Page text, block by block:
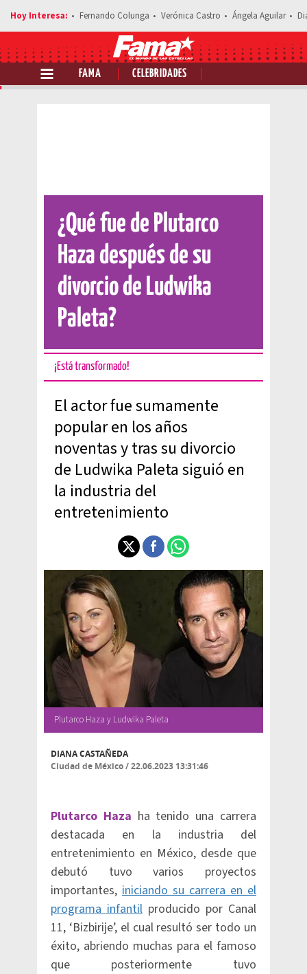
Fernando Colunga Verónica Castro Ángela Aguilar
FAMA CELEBRIDADES
Comparte esta noticia
¿Qué fue de Plutarco
Haza después de su
divorcio de Ludwika
Paleta?
¡Está transformado!
El actor fue sumamente
popular en los años
noventas y tras su divorcio
de Ludwika Paleta siguió en
la industria del
entretenimiento
Plutarco Haza y Ludwika Paleta
DIANA CASTAÑEDA
Ciudad de México/22.06.2023 13:31:46
Plutarco Haza ha tenido una carrera
destacada en la industria del
entretenimiento en México, desde que
debutó tuvo varios proyectos
importantes, iniciando su carrera en el
programa infantil producido por Canal
11, ‘Bizbirije’, el cual resultó ser todo un
éxito, abriendo muchas para el famoso
que posteriormente tuvo